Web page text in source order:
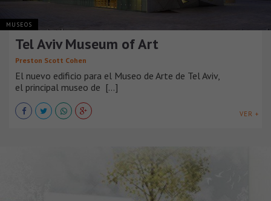
MUSEOS
Tel Aviv Museum of Art
Preston Scott Cohen
El nuevo edificio para el Museo de Arte de Tel Aviv,
el principal museo de [...]
VER +